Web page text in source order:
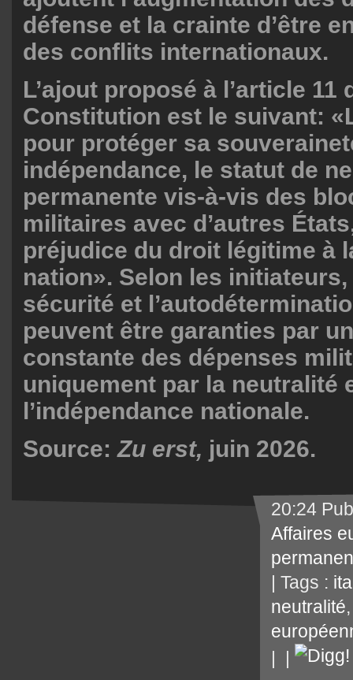
défense et la crainte d’être
des conflits internationaux.
L’ajout proposé à l’article 11
Constitution est le suivant:
pour protéger sa
indépendance, le statut de
permanente vis-à-vis des
militaires avec d’autres
préjudice du droit légitime à
nation». Selon les
sécurité et
peuvent être garanties par
constante des dépenses
uniquement par la neutralité
l’indépendance nationale.
Source:Zu erst, juin 2026.
20:24
Affaires
| Tags :
neutralité